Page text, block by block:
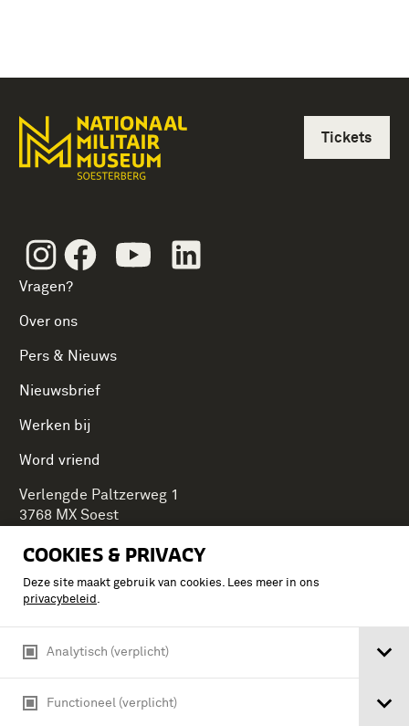
COOKIES & PRIVACY
Deze site maakt gebruik van cookies. Lees meer in ons
privacybeleid .
Analytisch (verplicht)
Functioneel (verplicht)
InstagramFacebookYoutube
Vragen?
Over ons
Pers & Nieuws
Nieuwsbrief
Werken bij
Word vriend
Tickets
Verlengde Paltzerweg 1
3768 MX Soest
Onderdeel van Stichting Koninklijke Defensiemusea,